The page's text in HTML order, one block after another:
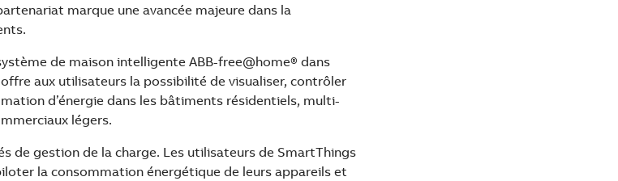
marque une avancée majeure dans la
de maison intelligente ABB-free@home® dans
aux utilisateurs la possibilité de visualiser, contrôler
d’énergie dans les bâtiments résidentiels, multi-
légers.
de gestion de la charge. Les utilisateurs de SmartThings
la consommation énergétique de leurs appareils et